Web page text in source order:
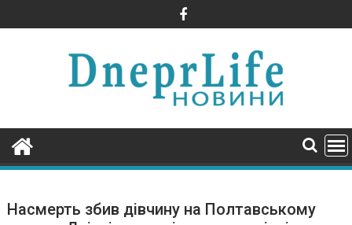
to
Насмерть збив дівчину на Полтавському